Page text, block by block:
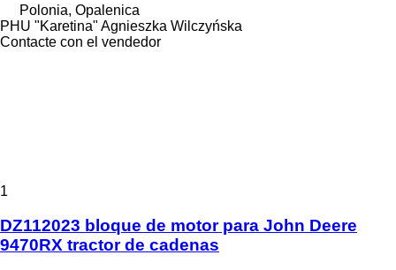
Polonia, Opalenica
PHU "Karetina" Agnieszka Wilczyńska
Contacte con el vendedor
1
DZ112023 bloque de motor para John Deere
9470RX tractor de cadenas